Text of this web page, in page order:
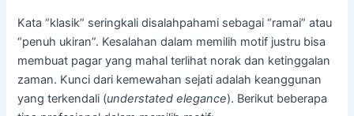
Kata “klasik” seringkali disalahpahami sebagai “ramai” atau
“penuh ukiran”. Kesalahan dalam memilih motif justru bisa
membuat pagar yang mahal terlihat norak dan ketinggalan
zaman. Kunci dari kemewahan sejati adalah keanggunan
yang terkendali (understated elegance). Berikut beberapa